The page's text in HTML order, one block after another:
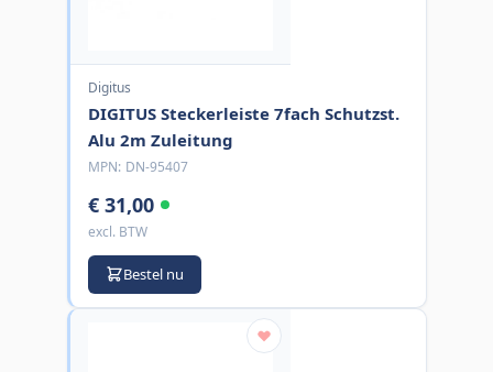
Digitus
DIGITUS Steckerleiste 7fach Schutzst.
Alu 2m Zuleitung
MPN: DN-95407
€ 31,00
excl. BTW
Bestel nu